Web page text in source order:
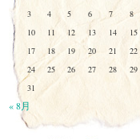
3
4 5 6 7 8
10
11 12 13 14 15
17
18 19 20 21 22
24
25 26 27 28 29
31
« 8月